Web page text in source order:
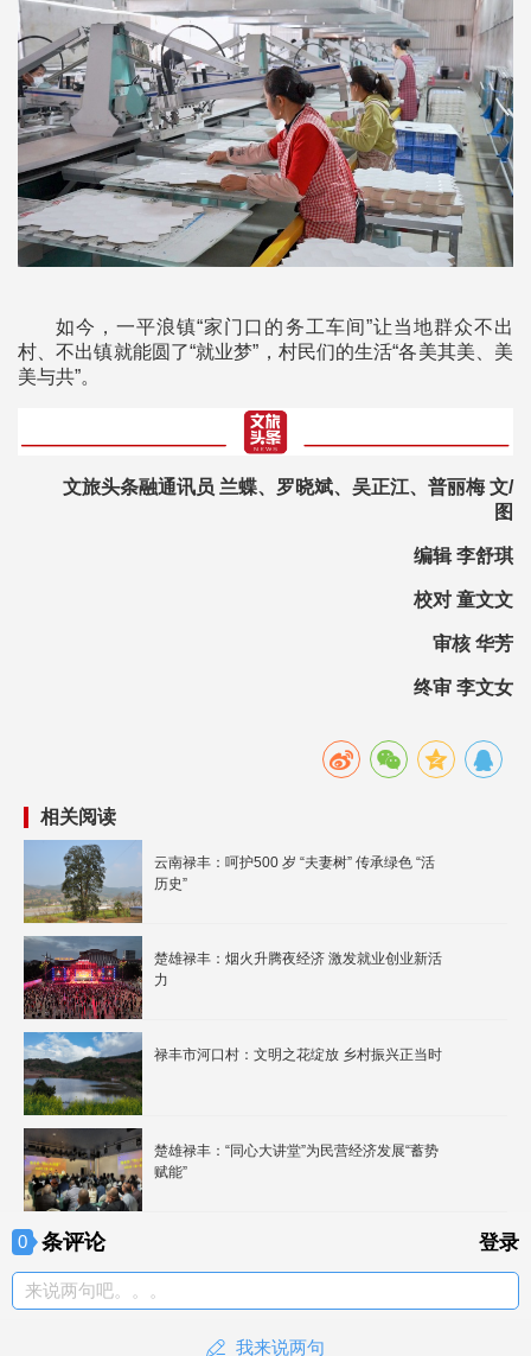
如今，一平浪镇“家门口的务工车间”让当地群众不出
村、不出镇就能圆了“就业梦”，村民们的生活“各美其美、美
美与共”。
文旅头条融通讯员 兰蝶、罗晓斌、吴正江、普丽梅 文/
图
编辑 李舒琪
校对 童文文
审核 华芳
终审 李文女
相关阅读
云南禄丰：呵护500 岁 “夫妻树” 传承绿色 “活
历史”
楚雄禄丰：烟火升腾夜经济 激发就业创业新活
力
禄丰市河口村：文明之花绽放 乡村振兴正当时
楚雄禄丰：“同心大讲堂”为民营经济发展“蓄势
赋能”
0 条评论 登录
来说两句吧。。。
我来说两句